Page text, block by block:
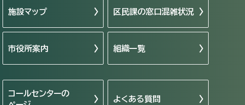
施設マップ 区民課の窓口混雑状況
市役所案内 組織一覧
コールセンターの
よくある質問